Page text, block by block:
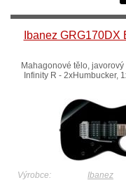
Ibanez
Mahagonové tělo,
Infinity R - 2xHumbucker,
Výrobce:
Ibanez